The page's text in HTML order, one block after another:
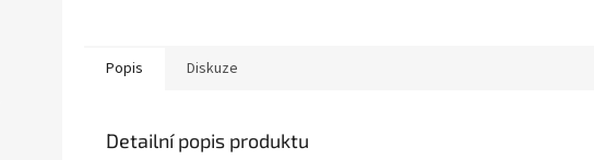
Popis Diskuze
Detailní popis produktu